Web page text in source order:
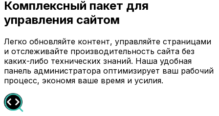
Комплексный пакет для
управления сайтом
Легко обновляйте контент, управляйте страницами
и отслеживайте производительность сайта без
каких-либо технических знаний. Наша удобная
панель администратора оптимизирует ваш рабочий
процесс, экономя ваше время и усилия.